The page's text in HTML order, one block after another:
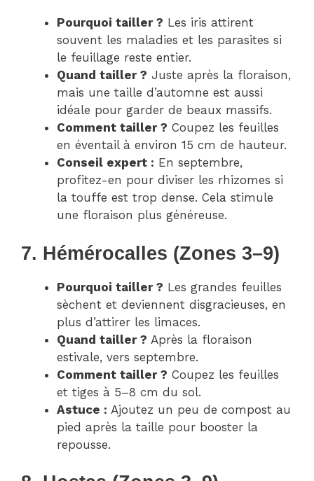
Pourquoi tailler ? Les iris attirent
souvent les maladies et les parasites si
le feuillage reste entier.
Quand tailler ? Juste après la floraison,
mais une taille d’automne est aussi
idéale pour garder de beaux massifs.
Comment tailler ? Coupez les feuilles
en éventail à environ 15 cm de hauteur.
Conseil expert : En septembre,
profitez-en pour diviser les rhizomes si
la touffe est trop dense. Cela stimule
une floraison plus généreuse.
7. Hémérocalles (Zones 3–9)
Pourquoi tailler ? Les grandes feuilles
sèchent et deviennent disgracieuses, en
plus d’attirer les limaces.
Quand tailler ? Après la floraison
estivale, vers septembre.
Comment tailler ? Coupez les feuilles
et tiges à 5–8 cm du sol.
Astuce : Ajoutez un peu de compost au
pied après la taille pour booster la
repousse.